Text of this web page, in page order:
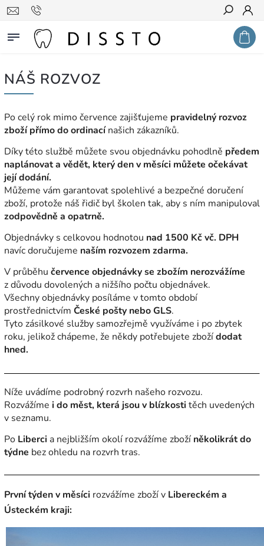
Hledat
NÁŠ ROZVOZ
Po celý rok mimo července zajišťujeme pravidelný rozvoz
zboží přímo do ordinacínašich zákazníků.
Díky této službě můžete svou objednávku pohodlně předem
naplánovat a vědět, který den v měsíci můžete očekávat
její dodání.
Můžeme vám garantovat spolehlivé a bezpečné doručení
zboží, protože náš řidič byl školen tak, aby s ním manipuloval
zodpovědně a opatrně.
Objednávky s celkovou hodnotou nad 1500 Kč vč. DPH
navíc doručujeme naším rozvozem zdarma.
V průběhu července objednávky se zbožím nerozvážíme
z důvodu dovolených a nižšího počtu objednávek.
Všechny objednávky posíláme v tomto období
prostřednictvím České pošty nebo GLS.
Tyto zásilkové služby samozřejmě využíváme i po zbytek
roku, jelikož chápeme, že někdy potřebujete zbožídodat
hned.
Níže uvádíme podrobný rozvrh našeho rozvozu.
Rozvážíme i do měst, která jsou v blízkostitěch uvedených
v seznamu.
Po Liberci a nejbližším okolí rozvážíme zboží několikrát do
týdne bez ohledu na rozvrh tras.
První týden v měsíci rozvážíme zboží v Libereckém a
Ústeckém kraji: